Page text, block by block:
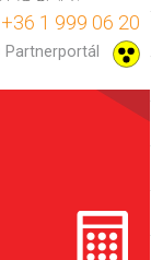
+36 1 999 06 20
Partnerportál